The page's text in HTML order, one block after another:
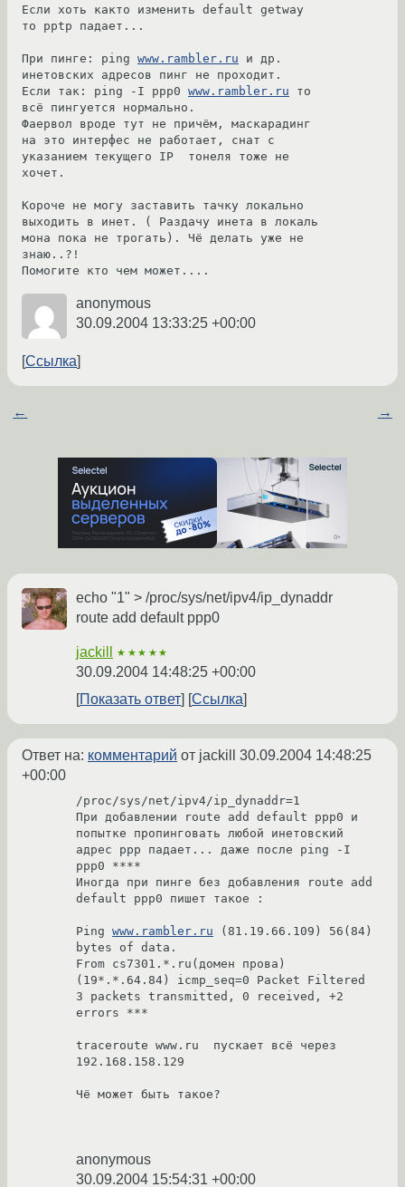
Если хоть както изменить default getway
то pptp падает...
При пинге: ping www.rambler.ru и др.
инетовских адресов пинг не проходит.
Если так: ping -I ppp0 www.rambler.ru то
всё пингуется нормально.
Фаервол вроде тут не причём, маскарадинг
на это интерфес не работает, снат с
указанием текущего IP  тонеля тоже не
хочет.
Короче не могу заставить тачку локально
выходить в инет. ( Раздачу инета в локаль
мона пока не трогать). Чё делать уже не
знаю..?!
Помогите кто чем может....
anonymous
30.09.2004 13:33:25 +00:00
Ссылка
← →
echo "1" > /proc/sys/net/ipv4/ip_dynaddr
route add default ppp0
jackill ★★★★★
30.09.2004 14:48:25 +00:00
Показать ответ
Ссылка
Ответ на: комментарий от jackill 30.09.2004 14:48:25
+00:00
/proc/sys/net/ipv4/ip_dynaddr=1
При добавлении route add default ppp0 и
попытке пропинговать любой инетовский
адрес ppp падает... даже после ping -I
ppp0 ****
Иногда при пинге без добавления route add
default ppp0 пишет такое :
Ping www.rambler.ru (81.19.66.109) 56(84)
bytes of data.
From cs7301.*.ru(домен прова)
(19*.*.64.84) icmp_seq=0 Packet Filtered
3 packets transmitted, 0 received, +2
errors ***
traceroute www.ru  пускает всё через
192.168.158.129
Чё может быть такое?
anonymous
30.09.2004 15:54:31 +00:00